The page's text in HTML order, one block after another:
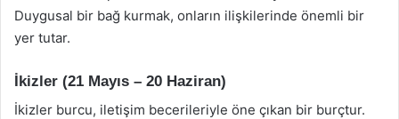
Duygusal bir bağ kurmak, onların ilişkilerinde önemli bir
yer tutar.
İkizler (21 Mayıs – 20 Haziran)
İkizler burcu, iletişim becerileriyle öne çıkan bir burçtur.